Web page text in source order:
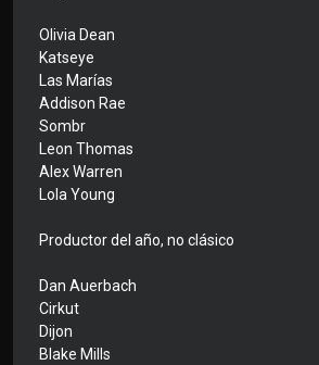
Olivia Dean
Katseye
Las Marías
Addison Rae
Sombr
Leon Thomas
Alex Warren
Lola Young
Productor del año, no clásico
Dan Auerbach
Cirkut
Dijon
Blake Mills